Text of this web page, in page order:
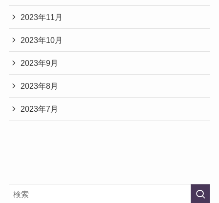
2023年11月
2023年10月
2023年9月
2023年8月
2023年7月